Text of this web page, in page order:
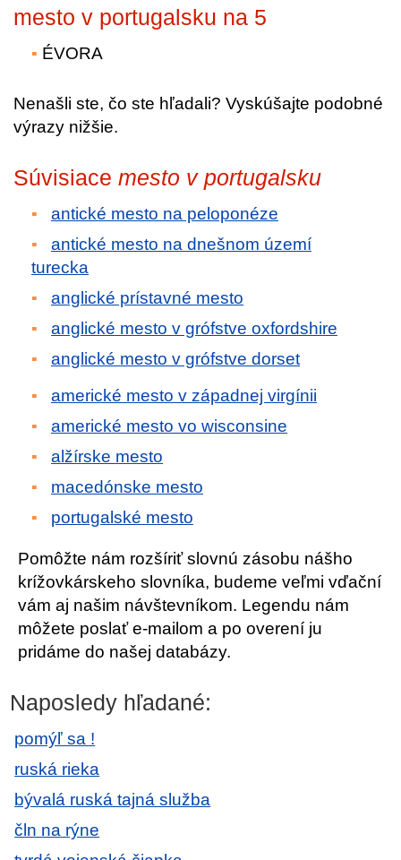
mesto v portugalsku na 5
ÉVORA
Nenašli ste, čo ste hľadali? Vyskúšajte podobné
výrazy nižšie.
Súvisiace mesto v portugalsku
antické mesto na peloponéze
antické mesto na dnešnom území
turecka
anglické prístavné mesto
anglické mesto v grófstve oxfordshire
anglické mesto v grófstve dorset
americké mesto v západnej virgínii
americké mesto vo wisconsine
alžírske mesto
macedónske mesto
portugalské mesto
Pomôžte nám rozšíriť slovnú zásobu nášho
krížovkárskeho slovníka, budeme veľmi vďační
vám aj našim návštevníkom. Legendu nám
môžete poslať e-mailom a po overení ju
pridáme do našej databázy.
Naposledy hľadané:
pomýľ sa !
ruská rieka
bývalá ruská tajná služba
čln na rýne